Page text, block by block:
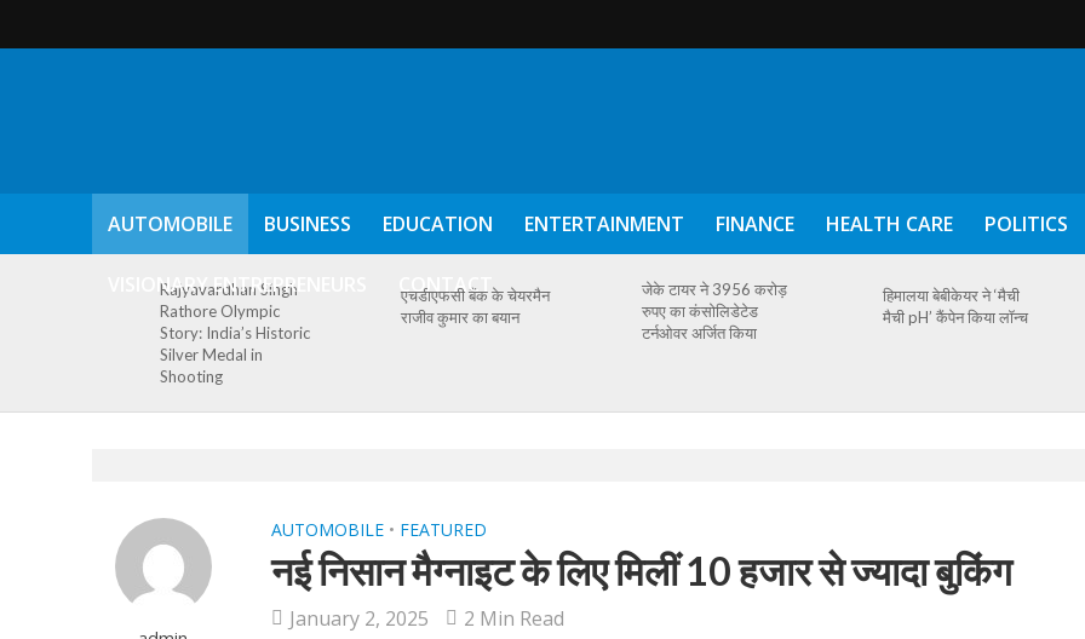
AUTOMOBILE BUSINESS EDUCATION ENTERTAINMENT FINANCE HEALTH CARE POLITICS
VISIONARY ENTREPRENEURS CONTACT
Rajyavardhan Singh
Rathore Olympic
Story: India’s Historic
Silver Medal in
Shooting
एचडीएफसी बैंक के चेयरमैन
राजीव कुमार का बयान
जेके टायर ने 3956 करोड़
रुपए का कंसोलिडेटेड
टर्नओवर अर्जित किया
हिमालया बेबीकेयर ने ‘मैची
मैची pH’ कैंपेन किया लॉन्च
AUTOMOBILE • FEATURED
नई निसान मैग्नाइट के लिए मिलीं 10 हजार से ज्यादा बुकिंग
January 2, 2025 2 Min Read